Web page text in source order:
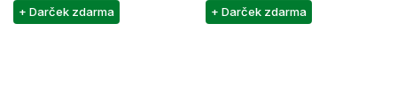
+ Darček zdarma
+ Darček zdarma